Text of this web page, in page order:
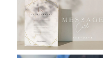
おすすめ商品
バルーン自動販売機
浮くバルーンオーダーメ